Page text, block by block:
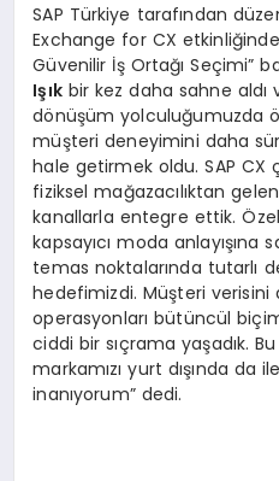
SAP Türkiye tarafından
Exchange for CX
Güvenilir İş Ortağı Seçimi”
Işıkbir kez daha sahne aldı
dönüşüm yolculuğumuzda
müşteri deneyimini daha
hale getirmek oldu. SAP CX
fiziksel mağazacılıktan
kanallarla entegre ettik.
kapsayıcı moda anlayışına
temas noktalarında tutarlı
hedefimizdi. Müşteri verisini
operasyonları bütüncül
ciddi bir sıçrama yaşadık.
markamızı yurt dışında da
inanıyorum” dedi.